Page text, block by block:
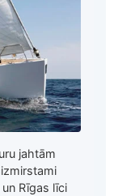
jahtām
Rīgas līci